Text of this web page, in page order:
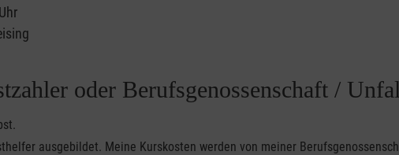
oder Berufsgenossenschaft /
ausgebildet. Meine Kurskosten werden von meiner